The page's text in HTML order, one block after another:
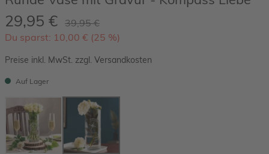
29,95 € 39,95 €
Du sparst: 10,00 € (25 %)
Preise inkl. MwSt. zzgl. Versandkosten
Auf Lager